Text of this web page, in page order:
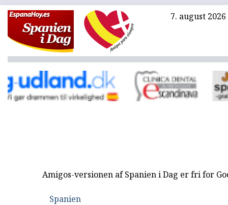
7. august 2026
Amigos-versionen af Spanien i Dag er fri for
Spanien